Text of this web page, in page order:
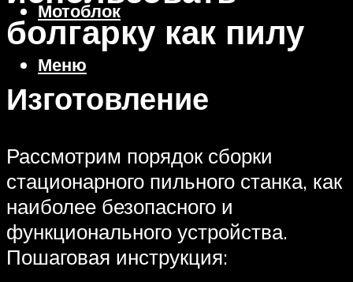
Мотоблок
Меню
болгарку как пилу
Изготовление
Рассмотрим порядок сборки
стационарного пильного станка, как
наиболее безопасного и
функционального устройства.
Пошаговая инструкция: